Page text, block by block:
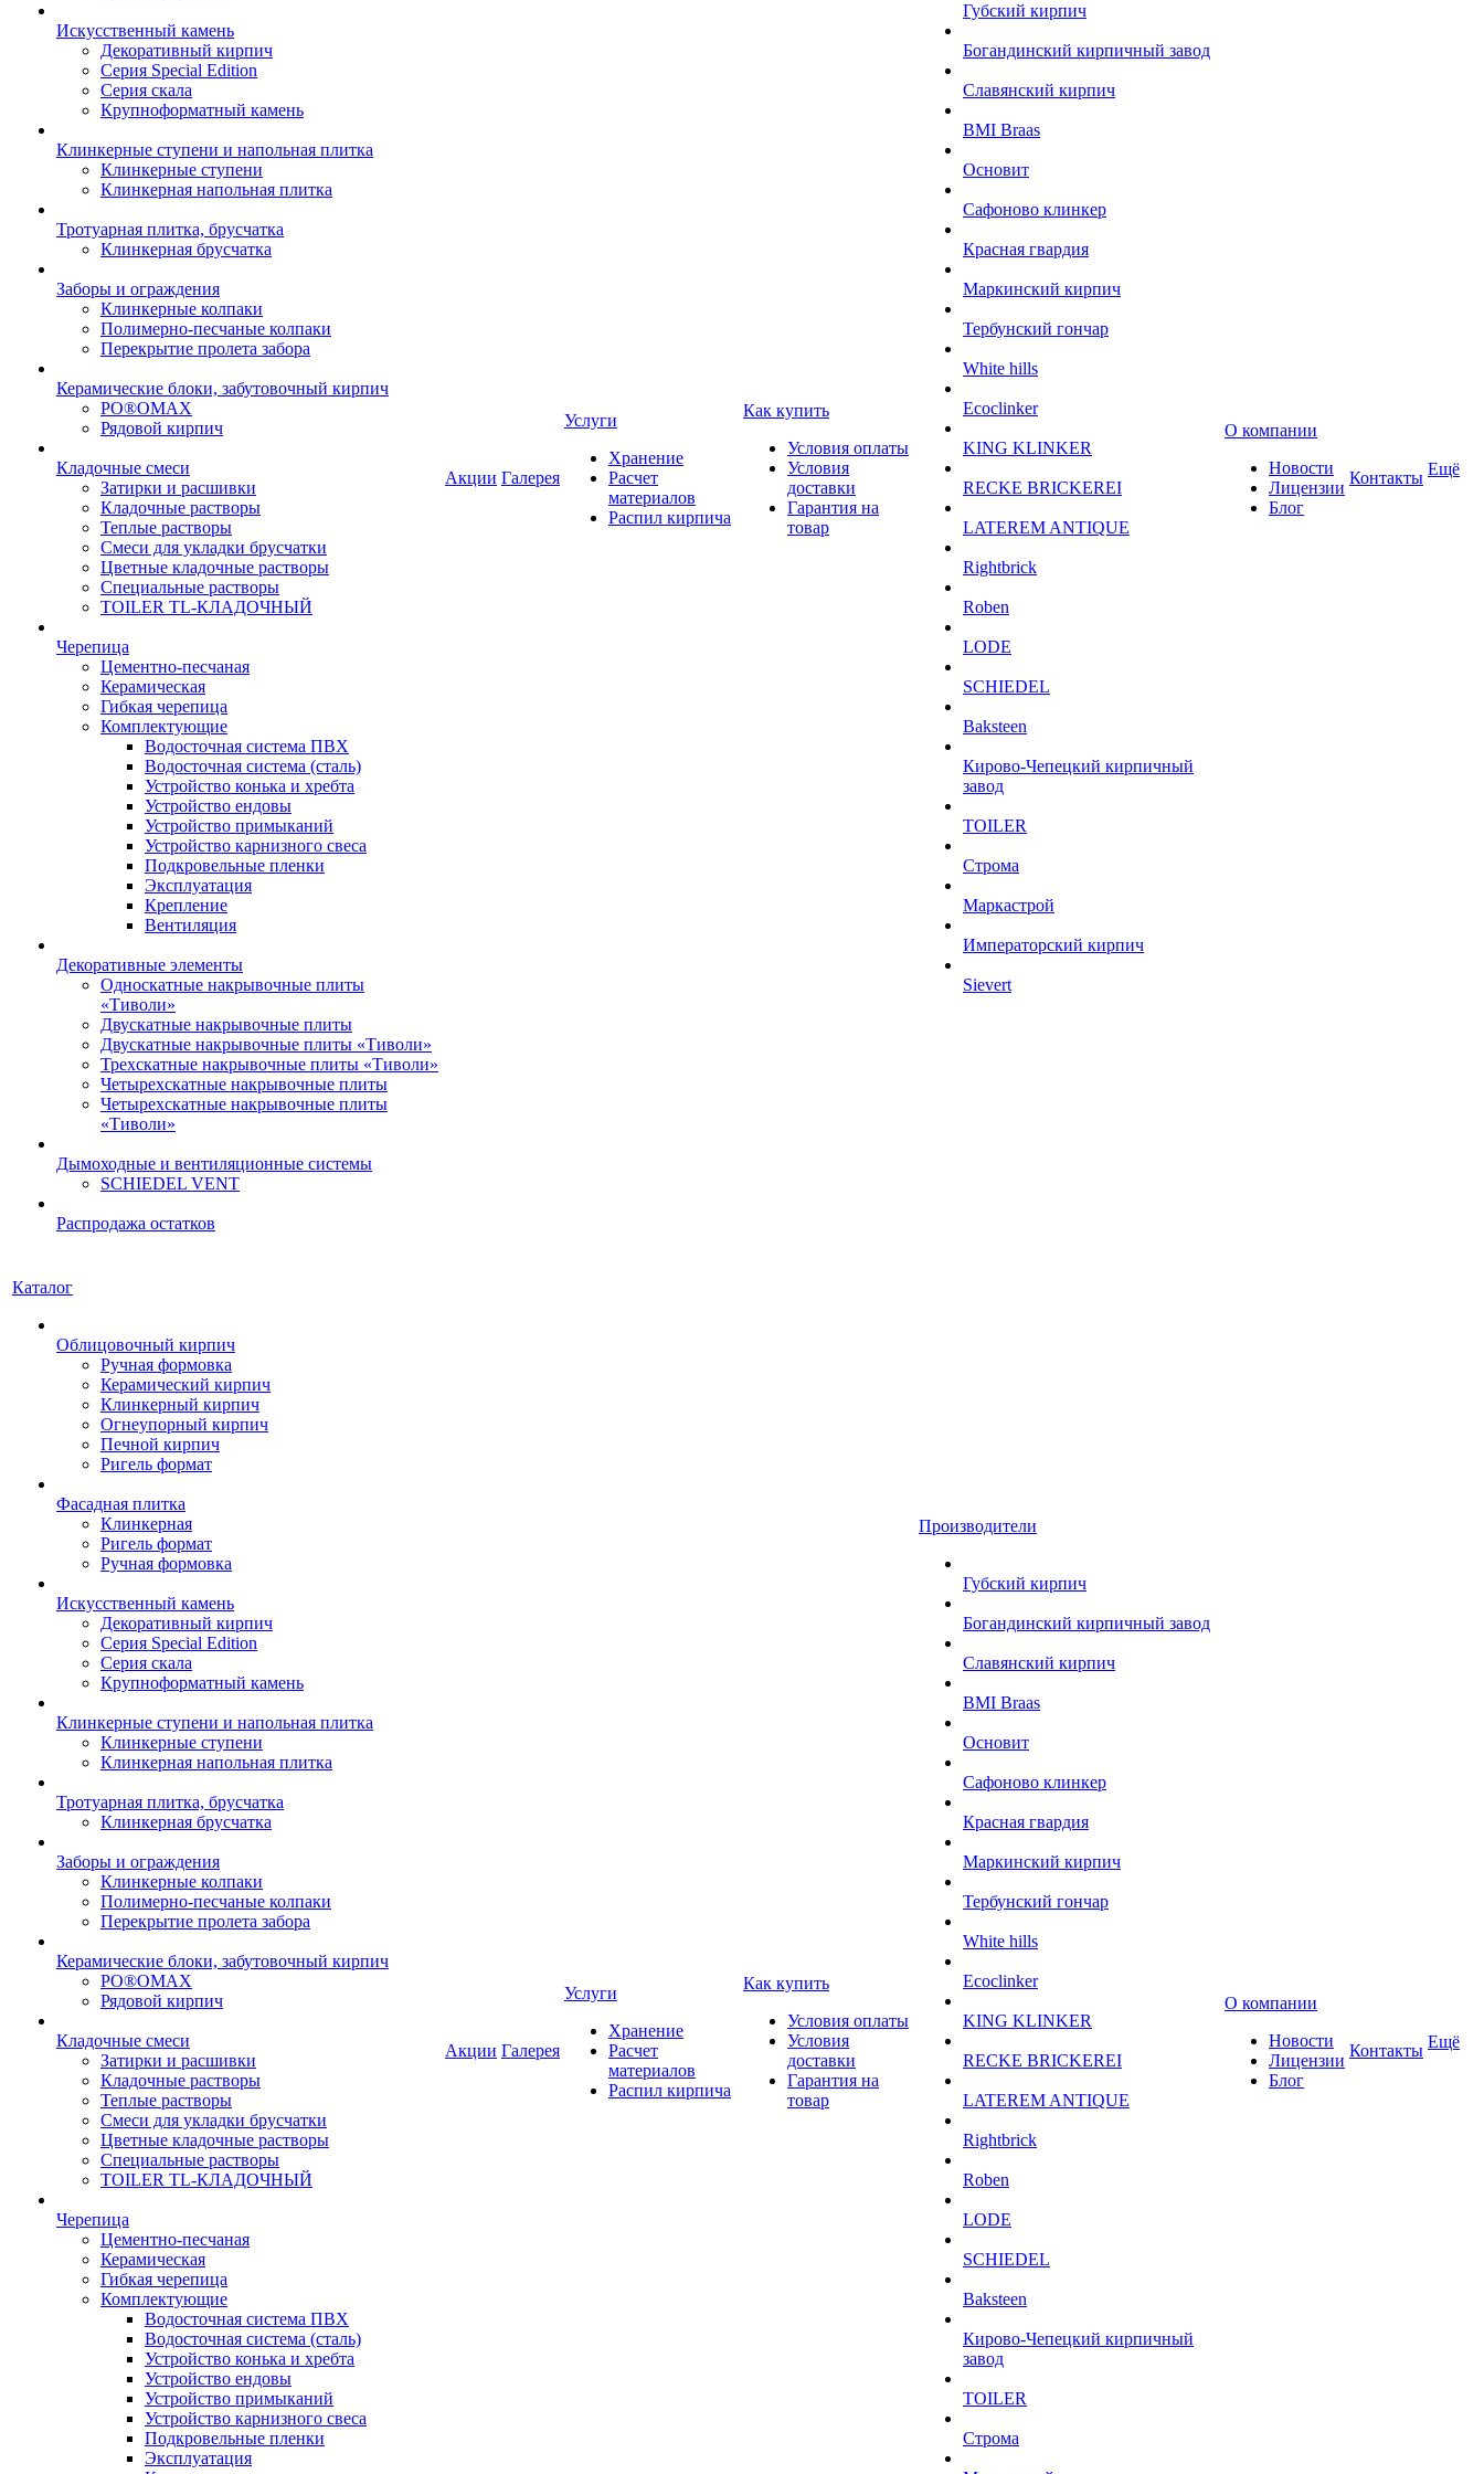
Искусственный камень
Декоративный кирпич
Серия Special Edition
Серия скала
Крупноформатный камень
Клинкерные ступени и напольная плитка
Клинкерные ступени
Клинкерная напольная плитка
Тротуарная плитка, брусчатка
Клинкерная брусчатка
Заборы и ограждения
Клинкерные колпаки
Полимерно-песчаные колпаки
Перекрытие пролета забора
Керамические блоки, забутовочный кирпич
PO®OMAX
Рядовой кирпич
Кладочные смеси
Затирки и расшивки
Кладочные растворы
Теплые растворы
Смеси для укладки брусчатки
Цветные кладочные растворы
Специальные растворы
TOILER TL-КЛАДОЧНЫЙ
Черепица
Цементно-песчаная
Керамическая
Гибкая черепица
Комплектующие
Водосточная система ПВХ
Водосточная система (сталь)
Устройство конька и хребта
Устройство ендовы
Устройство примыканий
Устройство карнизного свеса
Подкровельные пленки
Эксплуатация
Крепление
Вентиляция
Декоративные элементы
Односкатные накрывочные плиты
«Тиволи»
Двускатные накрывочные плиты
Двускатные накрывочные плиты «Тиволи»
Трехскатные накрывочные плиты «Тиволи»
Четырехскатные накрывочные плиты
Четырехскатные накрывочные плиты
«Тиволи»
Дымоходные и вентиляционные системы
SCHIEDEL VENT
Распродажа остатков
Акции Галерея
Услуги
Хранение
Расчет
материалов
Распил кирпича
Как купить
Условия оплаты
Условия
доставки
Гарантия на
товар
Губский кирпич
Богандинский кирпичный завод
Славянский кирпич
BMI Braas
Основит
Сафоново клинкер
Красная гвардия
Маркинский кирпич
Тербунский гончар
White hills
Ecoclinker
KING KLINKER
RECKE BRICKEREI
LATEREM ANTIQUE
Rightbrick
Roben
LODE
SCHIEDEL
Baksteen
Кирово-Чепецкий кирпичный
завод
TOILER
Строма
Маркастрой
Императорский кирпич
Sievert
О компании
Новости
Лицензии
Блог
Контакты Ещё
Каталог
Облицовочный кирпич
Ручная формовка
Керамический кирпич
Клинкерный кирпич
Огнеупорный кирпич
Печной кирпич
Ригель формат
Фасадная плитка
Клинкерная
Ригель формат
Ручная формовка
Искусственный камень
Декоративный кирпич
Серия Special Edition
Серия скала
Крупноформатный камень
Клинкерные ступени и напольная плитка
Клинкерные ступени
Клинкерная напольная плитка
Тротуарная плитка, брусчатка
Клинкерная брусчатка
Заборы и ограждения
Клинкерные колпаки
Полимерно-песчаные колпаки
Перекрытие пролета забора
Керамические блоки, забутовочный кирпич
PO®OMAX
Рядовой кирпич
Кладочные смеси
Затирки и расшивки
Кладочные растворы
Теплые растворы
Смеси для укладки брусчатки
Цветные кладочные растворы
Специальные растворы
TOILER TL-КЛАДОЧНЫЙ
Черепица
Цементно-песчаная
Керамическая
Гибкая черепица
Комплектующие
Водосточная система ПВХ
Водосточная система (сталь)
Устройство конька и хребта
Устройство ендовы
Устройство примыканий
Устройство карнизного свеса
Подкровельные пленки
Эксплуатация
Акции Галерея
Услуги
Хранение
Расчет
материалов
Распил кирпича
Как купить
Условия оплаты
Условия
доставки
Гарантия на
товар
Производители
Губский кирпич
Богандинский кирпичный завод
Славянский кирпич
BMI Braas
Основит
Сафоново клинкер
Красная гвардия
Маркинский кирпич
Тербунский гончар
White hills
Ecoclinker
KING KLINKER
RECKE BRICKEREI
LATEREM ANTIQUE
Rightbrick
Roben
LODE
SCHIEDEL
Baksteen
Кирово-Чепецкий кирпичный
завод
TOILER
Строма
О компании
Новости
Лицензии
Блог
Контакты Ещё